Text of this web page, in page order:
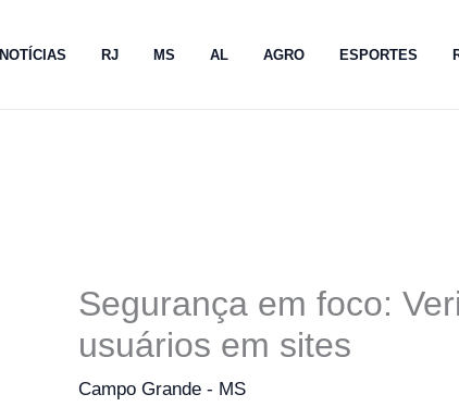
NOTÍCIAS RJ MS AL AGRO ESPORTES
Segurança em foco:
usuários em sites
Campo Grande - MS